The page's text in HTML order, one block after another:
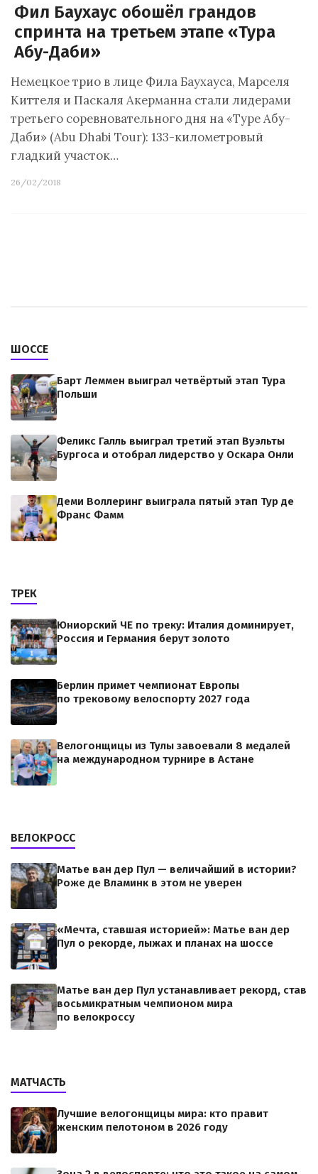
Фил Баухаус обошёл грандов
спринта на третьем этапе «Тура
Абу-Даби»
Немецкое трио в лице Фила Баухауса, Марселя
Киттеля и Паскаля Акерманна стали лидерами
третьего соревновательного дня на «Туре Абу-
Даби» (Abu Dhabi Tour): 133-километровый
гладкий участок…
26/02/2018
ШОССЕ
Барт Леммен выиграл четвёртый этап Тура
Польши
Феликс Галль выиграл третий этап Вуэльты
Бургоса и отобрал лидерство у Оскара Онли
Деми Воллеринг выиграла пятый этап Тур де
Франс Фамм
ТРЕК
Юниорский ЧЕ по треку: Италия доминирует,
Россия и Германия берут золото
Берлин примет чемпионат Европы
по трековому велоспорту 2027 года
Велогонщицы из Тулы завоевали 8 медалей
на международном турнире в Астане
ВЕЛОКРОСС
Матье ван дер Пул — величайший в истории?
Роже де Вламинк в этом не уверен
«Мечта, ставшая историей»: Матье ван дер
Пул о рекорде, лыжах и планах на шоссе
Матье ван дер Пул устанавливает рекорд, став
восьмикратным чемпионом мира
по велокроссу
МАТЧАСТЬ
Лучшие велогонщицы мира: кто правит
женским пелотоном в 2026 году